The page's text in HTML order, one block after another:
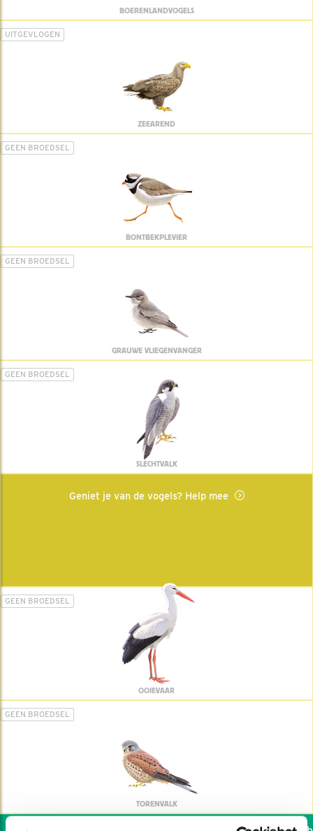
BOERENLANDVOGELS
UITGEVLOGEN
ZEEAREND
GEEN BROEDSEL
BONTBEKPLEVIER
GEEN BROEDSEL
GRAUWE VLIEGENVANGER
GEEN BROEDSEL
SLECHTVALK
Geniet je van de vogels? Help mee
GEEN BROEDSEL
OOIEVAAR
GEEN BROEDSEL
TORENVALK